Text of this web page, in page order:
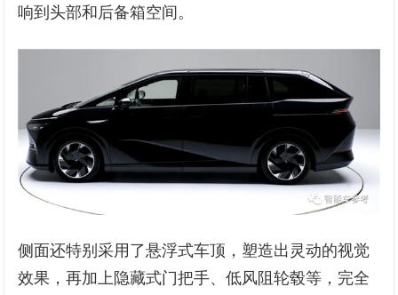
响到头部和后备箱空间。
侧面还特别采用了悬浮式车顶，塑造出灵动的视觉
效果，再加上隐藏式门把手、低风阻轮毂等，完全